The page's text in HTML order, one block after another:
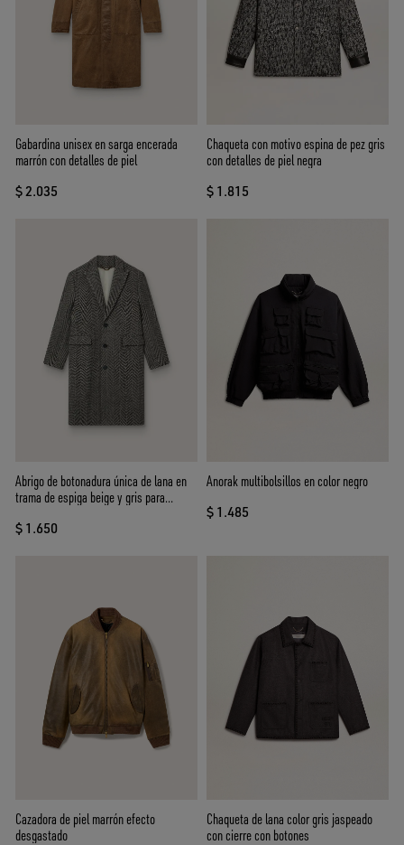
Gabardina unisex en sarga encerada
marrón con detalles de piel
$ 2.035
Chaqueta con motivo espina de pez gris
con detalles de piel negra
$ 1.815
Abrigo de botonadura única de lana en
trama de espiga beige y gris para
$ 1.650
Anorak multibolsillos en color negro
$ 1.485
Cazadora de piel marrón efecto
desgastado
Chaqueta de lana color gris jaspeado
con cierre con botones